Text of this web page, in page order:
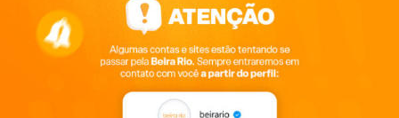
Produtos relacionados